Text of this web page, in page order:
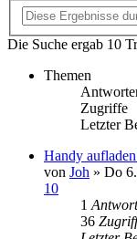
Die Suche ergab 10
Themen
Zugriffe
Letzter
Handy
von Joh » Do
10
1
36